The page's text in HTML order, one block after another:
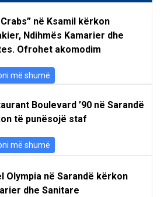
Crabs” në Ksamil kërkon
Ndihmës Kamarier dhe
Ofrohet akomodim
më shumë
Boulevard ’90 në Sarandë
të punësojë staf
më shumë
Olympia në Sarandë kërkon
dhe Sanitare